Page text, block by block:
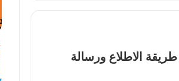
نتائج قرعة أمريكا 2024-2025 طريقة الاطلاع ورسالة